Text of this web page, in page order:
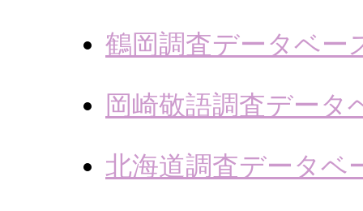
鶴岡調査データベー
岡崎敬語調査データ
北海道調査データベ